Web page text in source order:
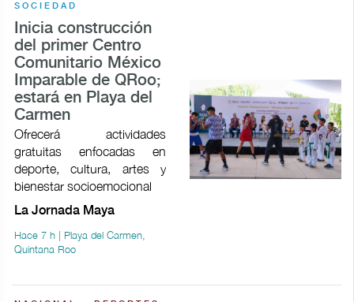
SOCIEDAD
Inicia construcción
del primer Centro
Comunitario México
Imparable de QRoo;
estará en Playa del
Carmen
Ofrecerá actividades
gratuitas enfocadas en
deporte, cultura, artes y
bienestar socioemocional
La Jornada Maya
Hace 7 h | Playa del Carmen,
Quintana Roo